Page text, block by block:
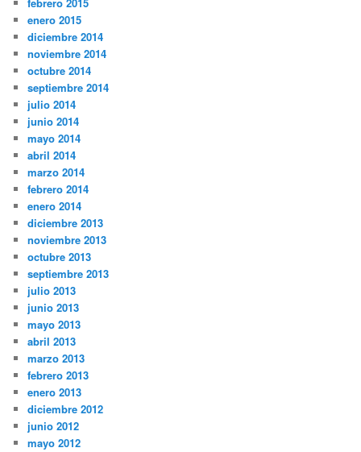
enero 2015
diciembre 2014
noviembre 2014
octubre 2014
septiembre 2014
julio 2014
junio 2014
mayo 2014
abril 2014
marzo 2014
febrero 2014
enero 2014
diciembre 2013
noviembre 2013
octubre 2013
septiembre 2013
julio 2013
junio 2013
mayo 2013
abril 2013
marzo 2013
febrero 2013
enero 2013
diciembre 2012
junio 2012
mayo 2012